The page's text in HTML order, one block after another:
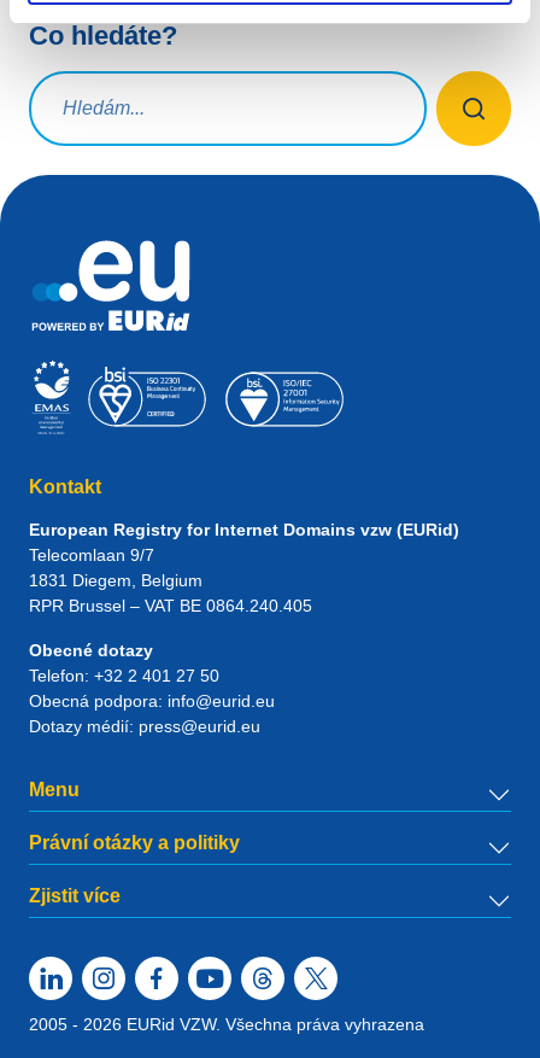
Co hledáte?
Vyhledávací dotaz
Kontakt
European Registry for Internet Domains vzw (EURid)
Telecomlaan 9/7
1831 Diegem , Belgium
RPR Brussel – VAT BE 0864.240.405
Obecné dotazy
Telefon: +32 2 401 27 50
Obecná podpora: info@eurid.eu
Dotazy médií: press@eurid.eu
Menu
Právní otázky a politiky
Zjistit více
2005 - 2026 EURid VZW. Všechna práva vyhrazena